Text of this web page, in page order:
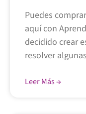
Puedes
aquí con
decidido crear
resolver
Leer Más →